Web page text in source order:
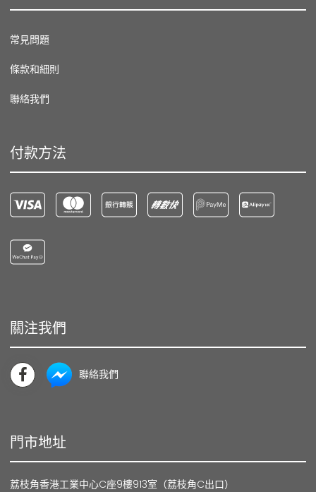
常見問題
條款和細則
聯絡我們
付款方法
關注我們
聯絡我們
門市地址
荔枝角香港工業中心C座9樓913室（荔枝角C出口）